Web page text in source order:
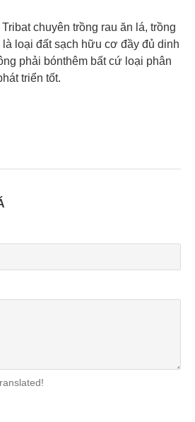
chuyên trồng rau ăn lá, trồng
là loại đất sạch hữu cơ đầy đủ dinh
phải bónthêm bất cứ loại phân
triển tốt.